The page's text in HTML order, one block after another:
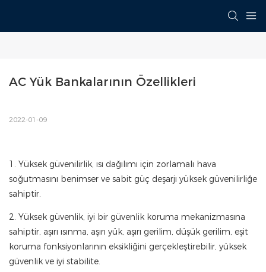
AC Yük Bankalarının Özellikleri
2022-01-09
1. Yüksek güvenilirlik, ısı dağılımı için zorlamalı hava
soğutmasını benimser ve sabit güç deşarjı yüksek güvenilirliğe
sahiptir.
2. Yüksek güvenlik, iyi bir güvenlik koruma mekanizmasına
sahiptir, aşırı ısınma, aşırı yük, aşırı gerilim, düşük gerilim, eşit
koruma fonksiyonlarının eksikliğini gerçekleştirebilir, yüksek
güvenlik ve iyi stabilite.